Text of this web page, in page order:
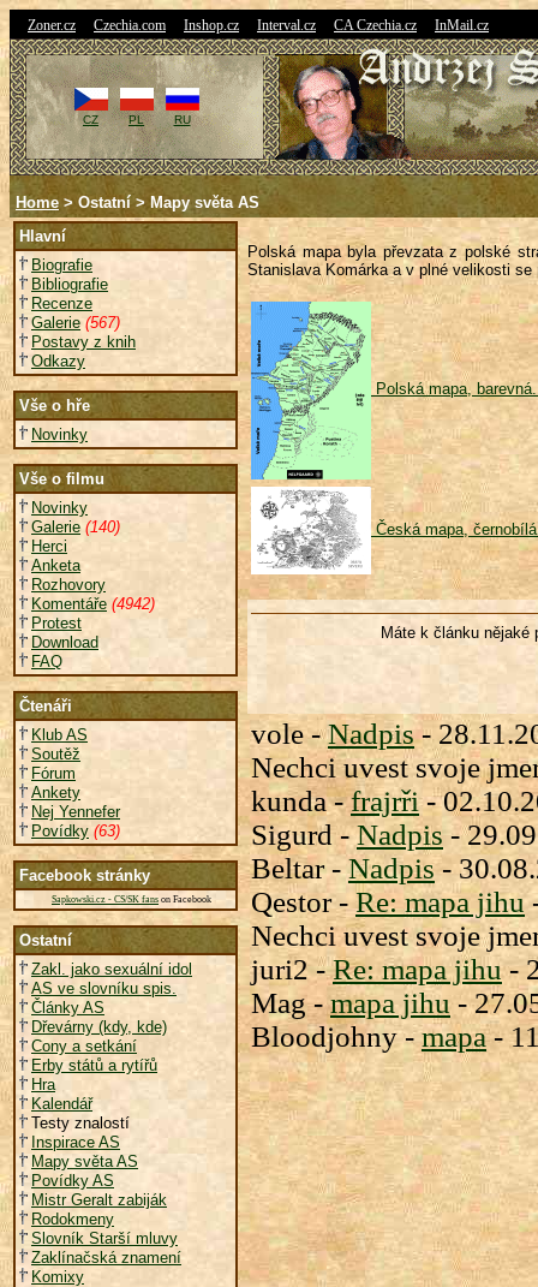
Zoner.cz Czechia.com Inshop.cz Interval.cz CA Czechia.cz InMail.cz
CZ PL RU
Home > Ostatní > Mapy světa AS
Hlavní
Biografie
Bibliografie
Recenze
Galerie (567)
Postavy z knih
Odkazy
Vše o hře
Novinky
Vše o filmu
Novinky
Galerie (140)
Herci
Anketa
Rozhovory
Komentáře (4942)
Protest
Download
FAQ
Čtenáři
Klub AS
Soutěž
Fórum
Ankety
Nej Yennefer
Povídky (63)
Facebook stránky
Sapkowski.cz - CS/SK fans on Facebook
Ostatní
Zakl. jako sexuální idol
AS ve slovníku spis.
Články AS
Dřevárny (kdy, kde)
Cony a setkání
Erby států a rytířů
Hra
Kalendář
Testy znalostí
Inspirace AS
Mapy světa AS
Povídky AS
Mistr Geralt zabiják
Rodokmeny
Slovník Starší mluvy
Zaklínačská znamení
Komixy
Polská mapa byla převzata z polské
Stanislava Komárka a v plné velikosti
Polská mapa,
Česká mapa,
Máte k článku
vole -Nadpis-
Nechci uvest svoje
kunda -frajrři-
Sigurd -Nadpis -
Beltar -Nadpis-
Qestor -Re: mapa jihu
Nechci uvest svoje
juri2 -Re: mapa jihu-
Mag -mapa jihu-
Bloodjohny -mapa-